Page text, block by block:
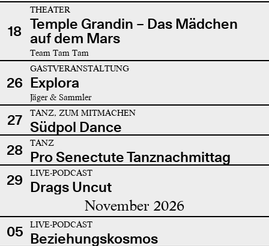
18
THEATER
Temple Grandin – Das Mädchen
auf dem Mars
Team Tam Tam
26
GASTVERANSTALTUNG
Explora
Jäger & Sammler
27 TANZ, ZUM MITMACHEN
Südpol Dance
28
TANZ
Pro Senectute Tanznachmittag
29
LIVE-PODCAST
Drags Uncut
November 2026
05 LIVE-PODCAST
Beziehungskosmos